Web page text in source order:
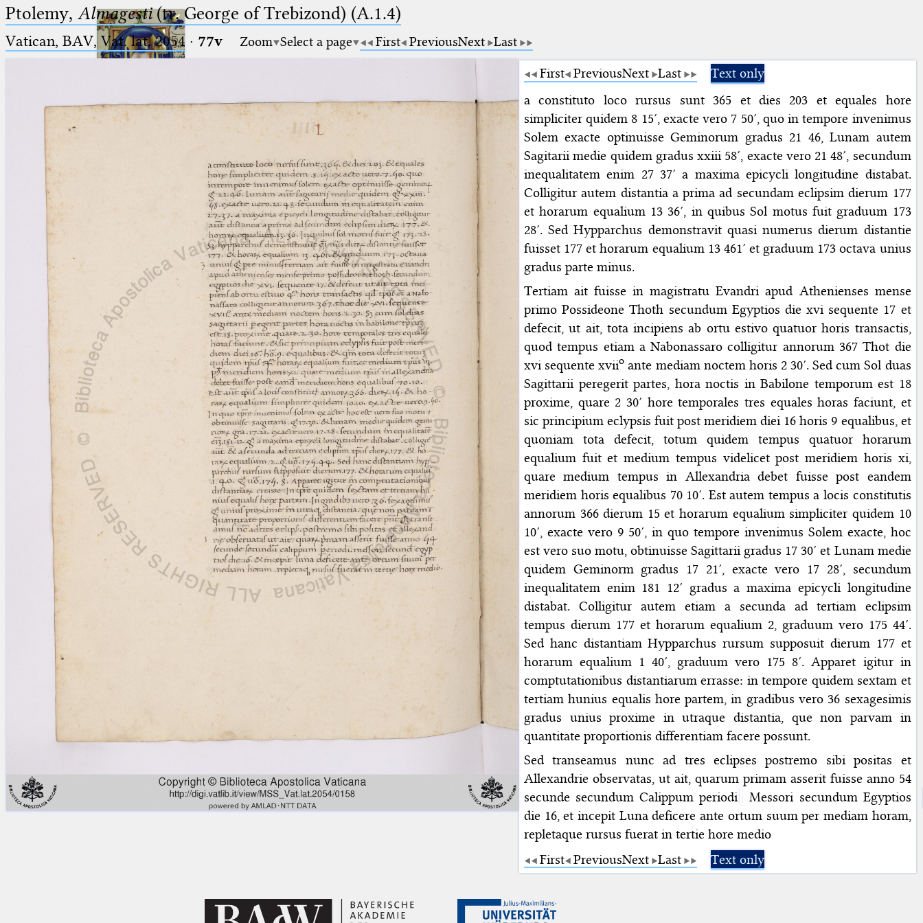
Ptolemaeus
Arabus et Latinus
(the underscore) is the placeholder
for exactly one character.
(the percent sign) is the
placeholder for no, one or more
than one character.
(two percent signs) is the
placeholder for no, one or more
than one character, but not for
blank space (so that a search ends
at word boundaries).
Start
Team
News
Jobs
Conference
Arabic Works
Arabic Manuscripts
Latin Works
Latin Manuscripts
Latin Early Prints
Images
Glossary
Resources
Ptolemy, Almagesti(tr. George of Trebizond) (A.1.4)
Vatican, BAV, Vat. lat. 2054 · 77v Zoom Select a page First PreviousNext Last
First PreviousNext Last
Text only
a constituto loco rursus sunt 365 et dies 203 et equales hore
simpliciter quidem 8 15′, exacte vero 7 50′, quo in tempore invenimus
Solem exacte optinuisse Geminorum gradus 21 46, Lunam autem
Sagitarii medie quidem gradus xxiii 58′, exacte vero 21 48′, secundum
inequalitatem enim 27 37′ a maxima epicycli longitudine distabat.
Colligitur autem distantia a prima ad secundam eclipsim dierum 177
et horarum equalium 13 36′, in quibus Sol motus fuit graduum 173
28′. Sed Hypparchus demonstravit quasi numerus dierum distantie
fuisset 177 et horarum equalium 13 461′ et graduum 173 octava unius
gradus parte minus.
Tertiam ait fuisse in magistratu Evandri apud Athenienses mense
primo Possideone Thoth secundum Egyptios die xvi sequente 17 et
defecit, ut ait, tota incipiens ab ortu estivo quatuor horis transactis,
quod tempus etiam a Nabonassaro colligitur annorum 367 Thot die
xvi sequente xviio ante mediam noctem horis 2 30′. Sed cum Sol duas
Sagittarii peregerit partes, hora noctis in Babilone temporum est 18
proxime, quare 2 30′ hore temporales tres equales horas faciunt, et
sic principium eclypsis fuit post meridiem diei 16 horis 9 equalibus, et
quoniam tota defecit, totum quidem tempus quatuor horarum
equalium fuit et medium tempus videlicet post meridiem horis xi,
quare medium tempus in Allexandria debet fuisse post eandem
meridiem horis equalibus 70 10′. Est autem tempus a locis constitutis
annorum 366 dierum 15 et horarum equalium simpliciter quidem 10
10′, exacte vero 9 50′, in quo tempore invenimus Solem exacte, hoc
est vero suo motu, obtinuisse Sagittarii gradus 17 30′ et Lunam medie
quidem Geminorm gradus 17 21′, exacte vero 17 28′, secundum
inequalitatem enim 181 12′ gradus a maxima epicycli longitudine
distabat. Colligitur autem etiam a secunda ad tertiam eclipsim
tempus dierum 177 et horarum equalium 2, graduum vero 175 44′.
Sed hanc distantiam Hypparchus rursum supposuit dierum 177 et
horarum equalium 1 40′, graduum vero 175 8′. Apparet igitur in
comptutationibus distantiarum errasse: in tempore quidem sextam et
tertiam hunius equalis hore partem, in gradibus vero 36 sexagesimis
gradus unius proxime in utraque distantia, que non parvam in
quantitate proportionis differentiam facere possunt.
Sed transeamus nunc ad tres eclipses postremo sibi positas et
Allexandrie observatas, ut ait, quarum primam asserit fuisse anno 54
secunde secundum Calippum periodi
Messori secundum Egyptios
die 16, et incepit Luna deficere ante ortum suum per mediam horam,
repletaque rursus fuerat in tertie hore medio
First PreviousNext Last Text only